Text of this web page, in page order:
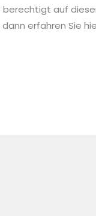
berechtigt auf
erfahren Sie